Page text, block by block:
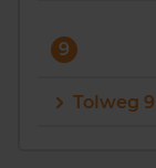
9
Tolweg 9